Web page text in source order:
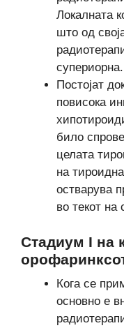
Локалната
што од
супериорна.
Постојат
повисока
било
целата
на
остварува
во текот на
Стадиум I на
Кога се
основно е